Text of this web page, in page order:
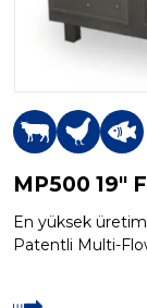
MP500 19″
En yüksek
Patentli Multi-